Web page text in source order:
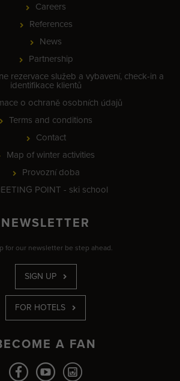
Careers
References
News
Partnership
a vybavení, check-in a
identifikace klientů
o ochraně osobních údajů
Terms and conditions
Contact
Map of winter activities
Provozní doba
POINT - ski school
NEWSLETTER
for our newsletter be step ahead.
SIGN UP
FOR HOTELS
A FAN